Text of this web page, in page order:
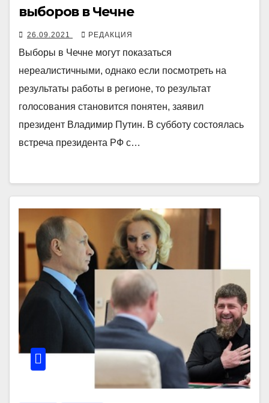
выборов в Чечне
26.09.2021 РЕДАКЦИЯ
Выборы в Чечне могут показаться
нереалистичными, однако если посмотреть на
результаты работы в регионе, то результат
голосования становится понятен, заявил
президент Владимир Путин. В субботу состоялась
встреча президента РФ с…